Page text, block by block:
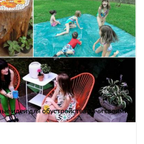
38560
идеи для обустройства дачи своими